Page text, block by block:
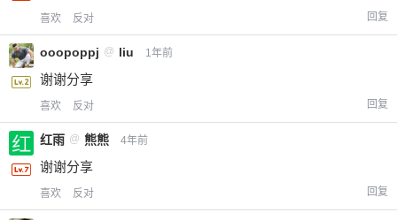
喜欢 反对 回复
ooopoppj @ liu 1年前
谢谢分享
喜欢 反对 回复
红雨 @ 熊熊 4年前
谢谢分享
喜欢 反对 回复